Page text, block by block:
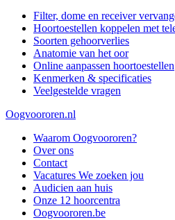
Filter, dome en receiver
Hoortoestellen koppelen met
Soorten gehoorverlies
Anatomie van het oor
Online aanpassen hoortoestellen
Kenmerken & specificaties
Veelgestelde vragen
Oogvoororen.nl
Waarom Oogvoororen?
Over ons
Contact
Vacatures We zoeken jou
Audicien aan huis
Onze 12 hoorcentra
Oogvoororen.be